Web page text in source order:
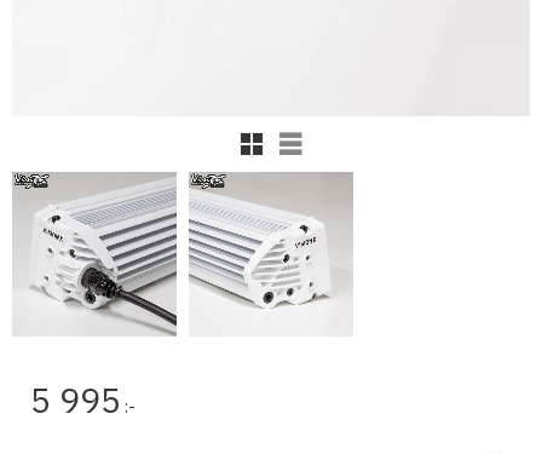
Rutnätsvy
Listvy
5 995 :-